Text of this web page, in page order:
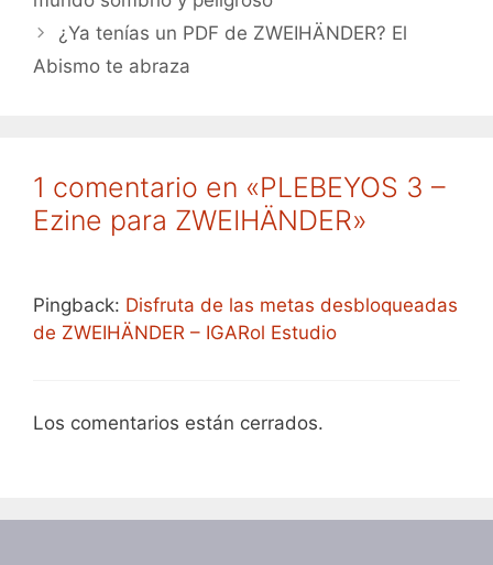
¿Ya tenías un PDF de ZWEIHÄNDER? El
Abismo te abraza
1 comentario en «PLEBEYOS 3 –
Ezine para ZWEIHÄNDER»
Pingback: Disfruta de las metas desbloqueadas
de ZWEIHÄNDER – IGARol Estudio
Los comentarios están cerrados.